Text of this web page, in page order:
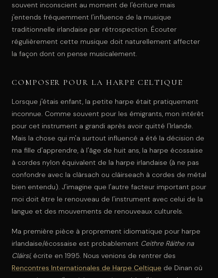
souvent inconscient au moment de l'écriture mais
j'entends fréquemment l'influence de la musique
traditionnelle irlandaise par rétrospection. Écouter
régulièrement cette musique doit naturellement affecter
la façon dont on pense musicalement.
COMPOSER POUR LA HARPE CELTIQUE
Lorsque j'étais enfant, la petite harpe était pratiquement
inconnue. Comme souvent pour les émigrants, mon intérêt
pour cet instrument a grandi après avoir quitté l'Irlande.
Mais la chose qui m'a surtout influencé a été la décision de
ma fille d'apprendre, à l'âge de huit ans, la harpe écossaise
à cordes nylon équivalent de la harpe irlandaise (à ne pas
confondre avec la clàrsach ou cláirseach à cordes de métal
bien entendu). J'imagine que l'autre facteur important pour
moi doit être le renouveau de l'instrument avec celui de la
langue et des mouvements de renouveaux culturels.
Ma première pièce à proprement idiomatique pour harpe
irlandaise/écossaise est probablement Ceithre Ráithe na
Cláirsí, écrite en 1995. Nous venions de rentrer des
Rencontres Internationales de Harpe Celtique de Dinan où